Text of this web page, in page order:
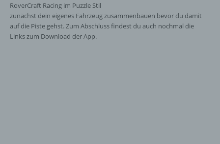
RoverCraft Racing im Puzzle Stil
zunächst dein eigenes Fahrzeug zusammenbauen bevor du damit
auf die Piste gehst. Zum Abschluss findest du auch nochmal die
Links zum Download der App.